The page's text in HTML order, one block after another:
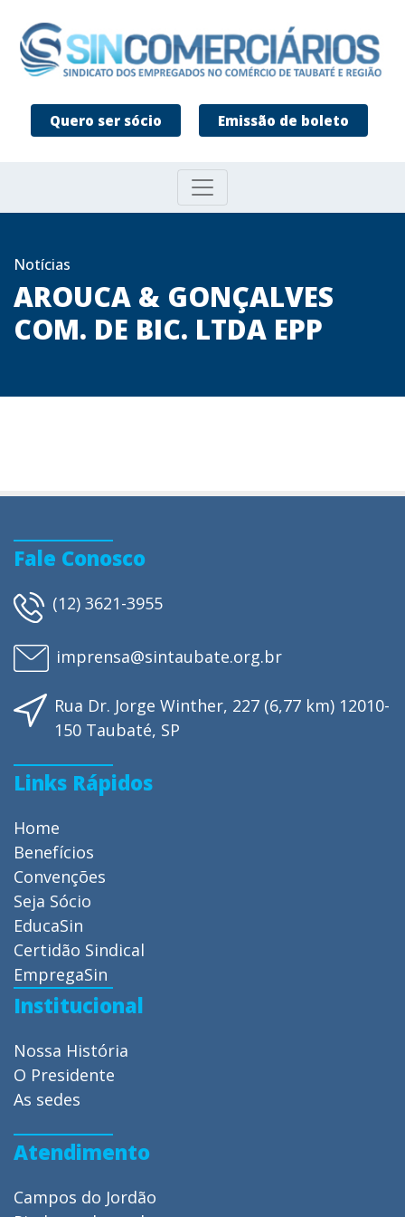
Quero ser sócio Emissão de boleto
Notícias
AROUCA & GONÇALVES
COM. DE BIC. LTDA EPP
Fale Conosco
(12) 3621-3955
imprensa@sintaubate.org.br
Rua Dr. Jorge Winther, 227 (6,77 km) 12010-
150 Taubaté, SP
Links Rápidos
Home
Benefícios
Convenções
Seja Sócio
EducaSin
Certidão Sindical
EmpregaSin
Institucional
Nossa História
O Presidente
As sedes
Atendimento
Campos do Jordão